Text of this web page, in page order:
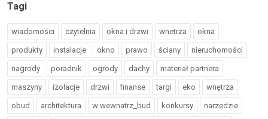
Tagi
wiadomości czytelnia okna i drzwi wnetrza okna
produkty instalacje okno prawo ściany nieruchomości
nagrody poradnik ogrody dachy materiał partnera
maszyny izolacje drzwi finanse targi eko wnętrza
obud architektura w wewnatrz_bud konkursy narzedzie